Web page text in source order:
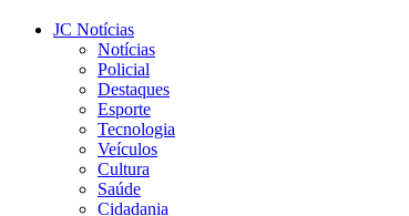
JC Notícias
Notícias
Policial
Destaques
Esporte
Tecnologia
Veículos
Cultura
Saúde
Cidadania